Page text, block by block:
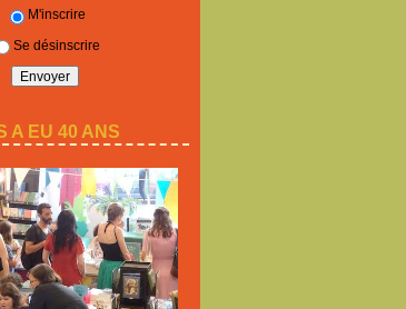
M'inscrire
Se désinscrire
A EU 40 ANS